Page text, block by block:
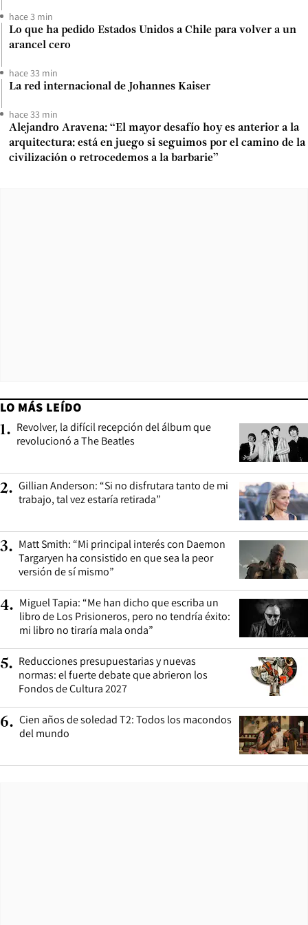
hace 3 min
Lo que ha pedido Estados Unidos a Chile para volver a un
arancel cero
hace 33 min
La red internacional de Johannes Kaiser
hace 33 min
Alejandro Aravena: “El mayor desafío hoy es anterior a la
arquitectura: está en juego si seguimos por el camino de la
civilización o retrocedemos a la barbarie”
LO MÁS LEÍDO
1. Revolver, la difícil recepción del álbum que
revolucionó a The Beatles
2. Gillian Anderson: “Si no disfrutara tanto de mi
trabajo, tal vez estaría retirada”
3. Matt Smith: “Mi principal interés con Daemon
Targaryen ha consistido en que sea la peor
versión de sí mismo”
4. Miguel Tapia: “Me han dicho que escriba un
libro de Los Prisioneros, pero no tendría éxito:
mi libro no tiraría mala onda”
5. Reducciones presupuestarias y nuevas
normas: el fuerte debate que abrieron los
Fondos de Cultura 2027
6. Cien años de soledad T2: Todos los macondos
del mundo